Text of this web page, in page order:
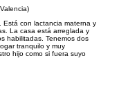
Está con lactancia materna y
La casa está arreglada y
habilitadas. Tenemos dos
tranquilo y muy
hijo como si fuera suyo